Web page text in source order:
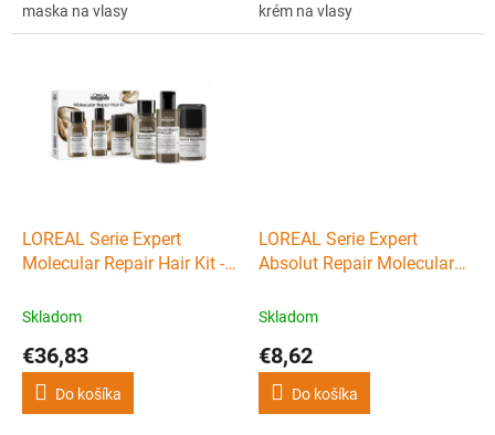
maska ​​na vlasy
krém na vlasy
LOREAL Serie Expert
Molecular Repair Hair Kit -
poškodené vlasy
Skladom
€36,83
Do košíka
LOREAL Serie Expert
Absolut Repair Molecular
značne poškodené vlasy
Skladom
€8,62
Do košíka